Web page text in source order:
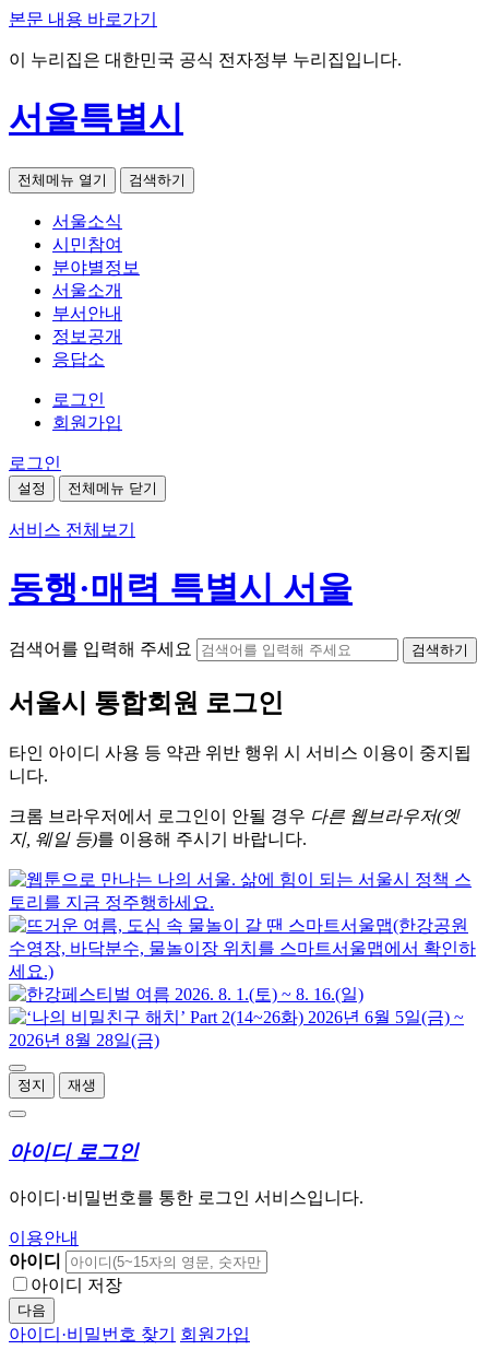
본문 내용 바로가기
이 누리집은 대한민국 공식 전자정부 누리집입니다.
서울특별시
전체메뉴 열기 검색하기
서울소식
시민참여
분야별정보
서울소개
부서안내
정보공개
응답소
로그인
회원가입
로그인
설정 전체메뉴 닫기
서비스 전체보기
동행·매력 특별시 서울
검색어를 입력해 주세요 검색하기
서울시 통합회원 로그인
타인 아이디 사용 등 약관 위반 행위 시 서비스 이용이 중지됩
니다.
크롬 브라우저에서 로그인이 안될 경우 다른 웹브라우저(엣
지, 웨일 등)를 이용해 주시기 바랍니다.
정지 재생
아이디 로그인
아이디·비밀번호를 통한 로그인 서비스입니다.
이용안내
아이디
아이디 저장
다음
아이디·비밀번호 찾기 회원가입